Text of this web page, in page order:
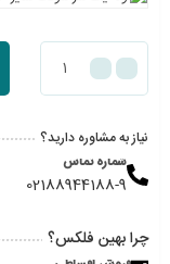
نیاز به مشاوره دارید؟
شماره تماس
02188944188-9
چرا بهین فلکس؟